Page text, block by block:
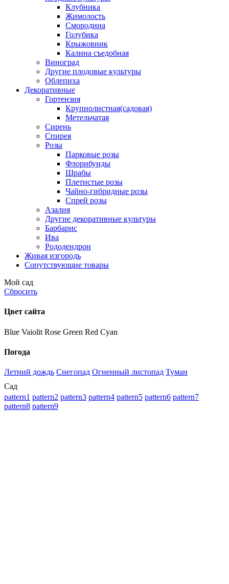
Клубника
Жимолость
Смородина
Голубика
Крыжовник
Калина съедобная
Виноград
Другие плодовые культуры
Облепиха
Декоративные
Гортензия
Крупнолистная(садовая)
Метельчатая
Сирень
Спирея
Розы
Парковые розы
Флорибунды
Шрабы
Плетистые розы
Чайно-гибридные розы
Спрей розы
Азалия
Другие декоративные культуры
Барбарис
Ива
Рододендрон
Живая изгородь
Сопутствующие товары
Мой сад
Сбросить
Цвет сайта
Blue Vaiolit Rose Green Red Cyan
Погода
Летний дождь Снегопад Огненный листопад Туман
Сад
pattern1 pattern2 pattern3 pattern4 pattern5 pattern6 pattern7
pattern8 pattern9